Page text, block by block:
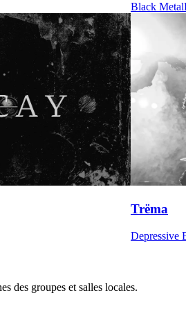
Black Metal
Trëma
Depressive
des groupes et salles locales.